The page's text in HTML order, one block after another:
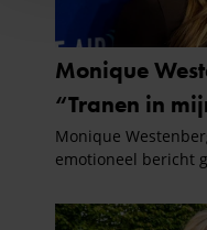
personaliseren, om
en om ons
informatie over uw
partners voor social
partners kunnen deze
informatie die u aan
verzameld op basis
gebruiken.